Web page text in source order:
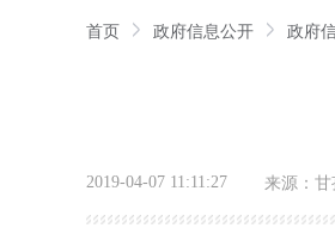
首页 政府信息公开 政府
2019-04-07 11:11:27 来源： 甘